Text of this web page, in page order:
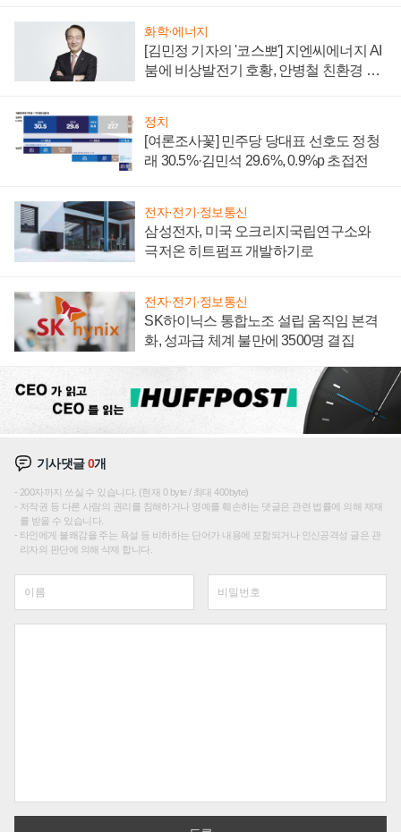
화학·에너지
[김민정 기자의 '코스뽀'] 지엔씨에너지 AI
붐에 비상발전기 호황, 안병철 친환경 에
정치
[여론조사꽃] 민주당 당대표 선호도 정청
래 30.5%·김민석 29.6%, 0.9%p 초접전
전자·전기·정보통신
삼성전자, 미국 오크리지국립연구소와
극저온 히트펌프 개발하기로
전자·전기·정보통신
SK하이닉스 통합노조 설립 움직임 본격
화, 성과급 체계 불만에 3500명 결집
기사댓글0개
200자까지 쓰실 수 있습니다. (현재 0 byte / 최대 400byte)
저작권 등 다른 사람의 권리를 침해하거나 명예를 훼손하는 댓글은 관련 법률에 의해 제재
를 받을 수 있습니다.
타인에게 불쾌감을 주는 욕설 등 비하하는 단어가 내용에 포함되거나 인신공격성 글은 관
리자의 판단에 의해 삭제 합니다.